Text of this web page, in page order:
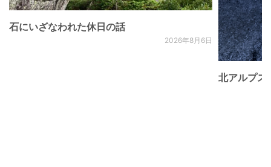
石にいざなわれた休日の話
2026年8月6日
北アルプ